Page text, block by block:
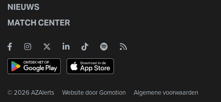
NIEUWS
MATCH CENTER
© 2026 AZAlerts Website doorGomotion
Algemene voorwaarden